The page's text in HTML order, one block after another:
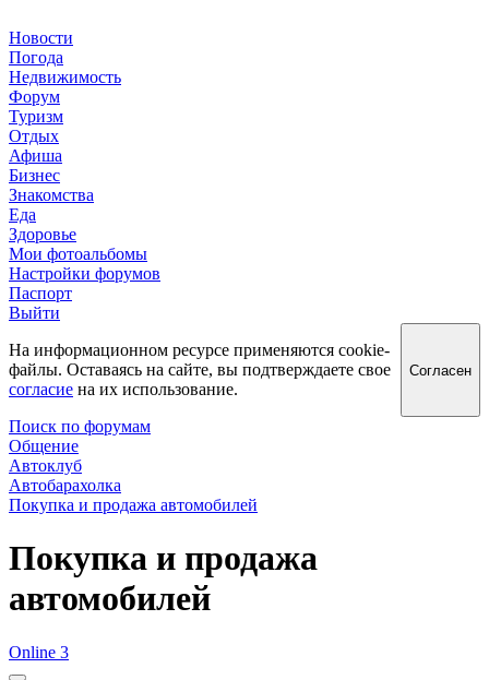
Новости
Погода
Недвижимость
Форум
Туризм
Отдых
Афиша
Бизнес
Знакомства
Еда
Здоровье
Мои фотоальбомы
Настройки форумов
Паспорт
Выйти
На информационном ресурсе применяются cookie-
файлы. Оставаясь на сайте, вы подтверждаете свое
согласие на их использование.
Согласен
Поиск по форумам
Общение
Автоклуб
Автобарахолка
Покупка и продажа автомобилей
Покупка и продажа
автомобилей
Online 3